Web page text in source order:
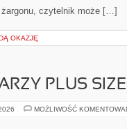
żargonu, czytelnik może […]
OKAZJĘ
PLUS SIZE
MOŻLIWOŚĆ